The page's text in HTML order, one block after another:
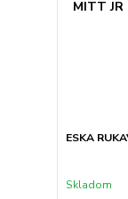
ESKA
Skladom